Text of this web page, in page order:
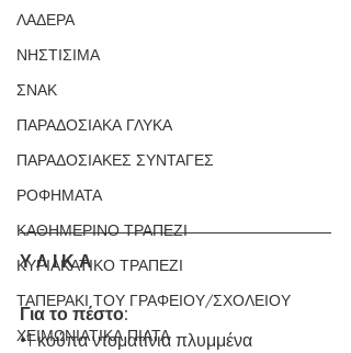
ΛΑΔΕΡΑ
ΝΗΣΤΙΣΙΜΑ
ΣΝΑΚ
ΠΑΡΑΔΟΣΙΑΚΑ ΓΛΥΚΑ
ΠΑΡΑΔΟΣΙΑΚΕΣ ΣΥΝΤΑΓΕΣ
ΡΟΦΗΜΑΤΑ
ΚΑΘΗΜΕΡΙΝΟ ΤΡΑΠΕΖΙ
ΚΥΡΙΑΚΑΤΙΚΟ ΤΡΑΠΕΖΙ
ΤΑΠΕΡΑΚΙ ΤΟΥ ΓΡΑΦΕΙΟΥ/ΣΧΟΛΕΙΟΥ
ΧΕΙΜΩΝΙΑΤΙΚΑ ΠΙΑΤΑ
Υ Λ Ι Κ Α
Για το πέστο:
•1 κούπα ντοματίνια πλυμμένα